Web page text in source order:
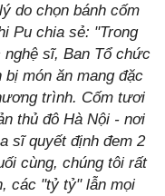
do chọn bánh cốm
Pu chia sẻ: "Trong
sĩ, Ban Tổ chức
món ăn mang đặc
trình. Cốm tươi
thủ đô Hà Nội - nơi
sĩ quyết định đem 2
cùng, chúng tôi rất
các "tỷ tỷ" lẫn mọi